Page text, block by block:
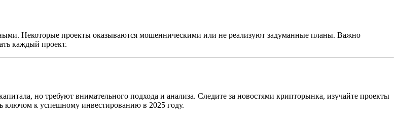
Некоторые проекты оказываются мошенническими или не реализуют задуманные планы. Важно
каждый проект.
но требуют внимательного подхода и анализа. Следите за новостями крипторынка, изучайте проекты
ключом к успешному инвестированию в 2025 году.